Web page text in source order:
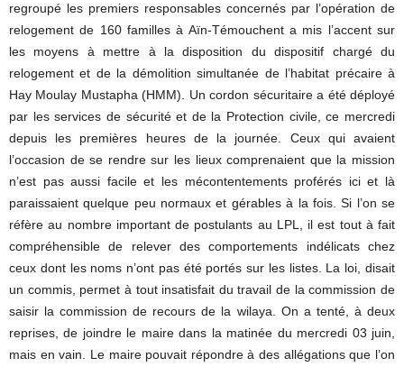
regroupé les premiers responsables concernés par l’opération de
relogement de 160 familles à Aïn-Témouchent a mis l’accent sur
les moyens à mettre à la disposition du dispositif chargé du
relogement et de la démolition simultanée de l’habitat précaire à
Hay Moulay Mustapha (HMM). Un cordon sécuritaire a été déployé
par les services de sécurité et de la Protection civile, ce mercredi
depuis les premières heures de la journée. Ceux qui avaient
l’occasion de se rendre sur les lieux comprenaient que la mission
n’est pas aussi facile et les mécontentements proférés ici et là
paraissaient quelque peu normaux et gérables à la fois. Si l’on se
réfère au nombre important de postulants au LPL, il est tout à fait
compréhensible de relever des comportements indélicats chez
ceux dont les noms n’ont pas été portés sur les listes. La loi, disait
un commis, permet à tout insatisfait du travail de la commission de
saisir la commission de recours de la wilaya. On a tenté, à deux
reprises, de joindre le maire dans la matinée du mercredi 03 juin,
mais en vain. Le maire pouvait répondre à des allégations que l’on